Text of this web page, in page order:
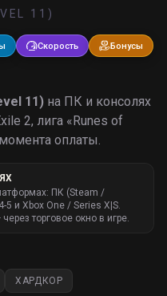
11)
Скорость Бонусы
11) на ПК и консолях
2, лига «Runes of
оплаты.
ПК (Steam /
и Xbox One / Series X|S.
торговое окно в игре.
ХАРДКОР